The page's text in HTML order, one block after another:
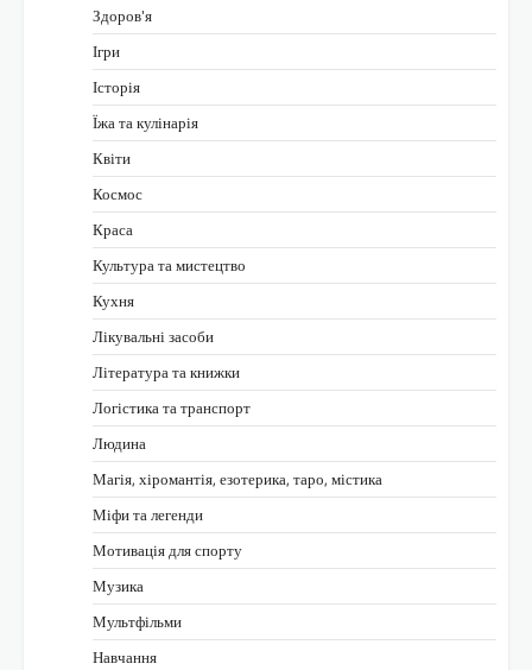
Здоров'я
Ігри
Історія
Їжа та кулінарія
Квіти
Космос
Краса
Культура та мистецтво
Кухня
Лікувальні засоби
Література та книжки
Логістика та транспорт
Людина
Магія, хіромантія, езотерика, таро, містика
Міфи та легенди
Мотивація для спорту
Музика
Мультфільми
Навчання